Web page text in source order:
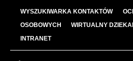
WYSZUKIWARKA KONTAKTÓW
OSOBOWYCH
WIRTUALNY
INTRANET